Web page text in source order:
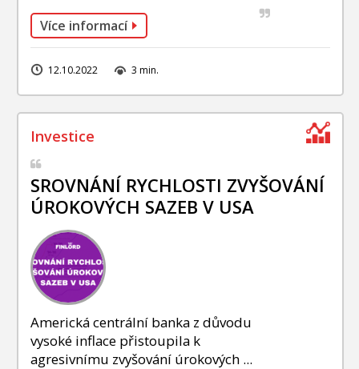
Více informací
12.10.2022 3 min.
SROVNÁNÍ RYCHLOSTI ZVYŠOVÁNÍ
ÚROKOVÝCH SAZEB V USA
Americká centrální banka z důvodu
vysoké inflace přistoupila k
agresivnímu zvyšování úrokových ...